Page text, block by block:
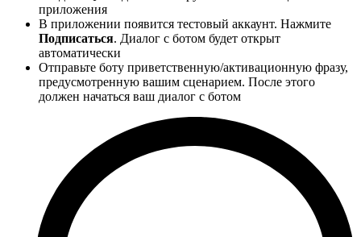
приложения
В приложении появится тестовый аккаунт. Нажмите
Подписаться. Диалог с ботом будет открыт
автоматически
Отправьте боту приветственную/активационную фразу,
предусмотренную вашим сценарием. После этого
должен начаться ваш диалог с ботом